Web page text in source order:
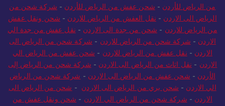
من الرياض للأردن - شحن عفش من الرياض للأردن - شركة شحن من
الرياض الى الاردن - نقل العفش من الرياض للاردن - شحن ونقل عفش
من الرياض للاردن - شحن من جدة الى الاردن - نقل عفش من جدة الي
الاردن - شركة شحن من الرياض للاردن - شركة شحن من الرياض الى
الاردن - نقل عفش من الرياض للاردن - شحن عفش من الرياض الي
الاردن - نقل اثاث من الرياض الى الاردن - شركة شحن من الرياض إلى
الأردن - شحن عفش من الرياض الى الاردن - شركة شحن من الرياض
الي الاردن - شحن بري من الرياض الى الاردن - شحن من الرياض الى
الاردن - شركة شحن من الرياض الي الاردن - شحن ونقل عفش من